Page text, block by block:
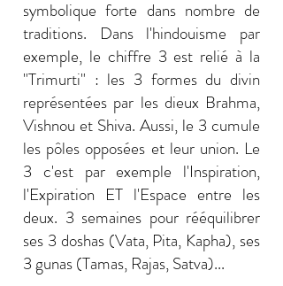
symbolique forte dans nombre de
traditions. Dans l'hindouisme par
exemple, le chiffre 3 est relié à la
"Trimurti" : les 3 formes du divin
représentées par les dieux Brahma,
Vishnou et Shiva. Aussi, le 3 cumule
les pôles opposées et leur union. Le
3 c'est par exemple l'Inspiration,
l'Expiration ET l'Espace entre les
deux. 3 semaines pour rééquilibrer
ses 3 doshas (Vata, Pita, Kapha), ses
3 gunas (Tamas, Rajas, Satva)...